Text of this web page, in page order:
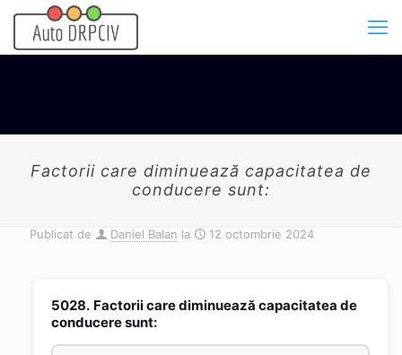
Factorii care diminuează capacitatea de
conducere sunt:
Publicat de Daniel Balan la 12 octombrie 2024
5028. Factorii care diminuează capacitatea de
conducere sunt: